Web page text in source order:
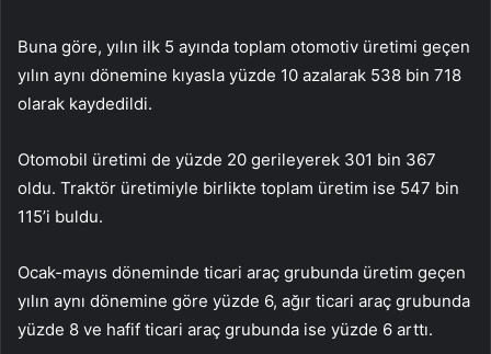
Buna göre, yılın ilk 5 ayında toplam otomotiv üretimi geçen
yılın aynı dönemine kıyasla yüzde 10 azalarak 538 bin 718
olarak kaydedildi.
Otomobil üretimi de yüzde 20 gerileyerek 301 bin 367
oldu. Traktör üretimiyle birlikte toplam üretim ise 547 bin
115’i buldu.
Ocak-mayıs döneminde ticari araç grubunda üretim geçen
yılın aynı dönemine göre yüzde 6, ağır ticari araç grubunda
yüzde 8 ve hafif ticari araç grubunda ise yüzde 6 arttı.